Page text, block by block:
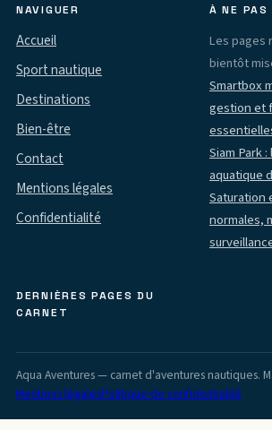
NAVIGUER
Accueil
Sport nautique
Destinations
Bien-être
Contact
Mentions légales
Confidentialité
À NE PAS
Les pages
bientôt
Smartbox
gestion et
Siam Park
aquatique
Saturation
normales,
DERNIÈRES PAGES DU
CARNET
Aqua Aventures — carnet d'aventures nautiques.
Mentions légalesPolitique de confidentialité